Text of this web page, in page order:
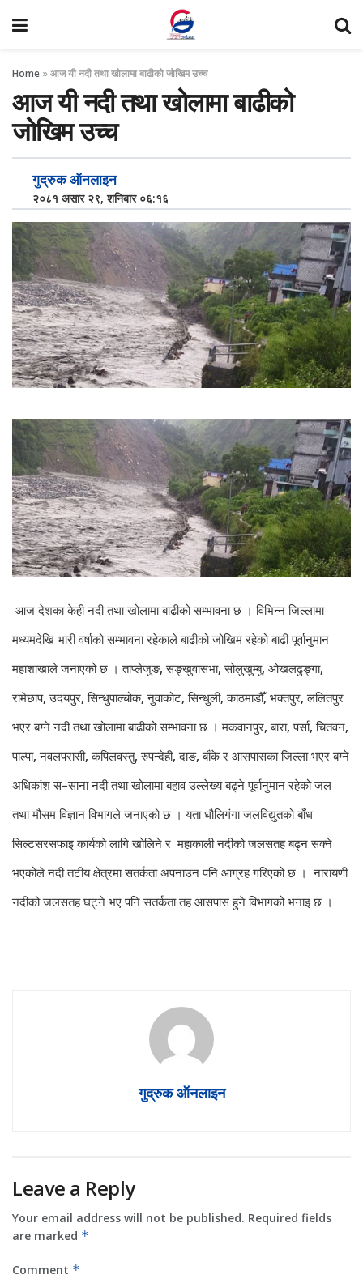
Home »आज यी नदी तथा खोलामा बाढीको जोखिम उच्च
आज यी नदी तथा खोलामा बाढीको
जोखिम उच्च
गुद्रुक ऑनलाइन
२०८१ असार २९, शनिबार ०६:१६
आज देशका केही नदी तथा खोलामा बाढीको सम्भावना छ । विभिन्न जिल्लामा
मध्यमदेखि भारी वर्षाको सम्भावना रहेकाले बाढीको जोखिम रहेको बाढी पूर्वानुमान
महाशाखाले जनाएको छ । ताप्लेजुङ, सङ्खुवासभा, सोलुखुम्बु, ओखलढुङ्गा,
रामेछाप, उदयपुर, सिन्धुपाल्चोक, नुवाकोट, सिन्धुली, काठमाडौँ, भक्तपुर, ललितपुर
भएर बग्ने नदी तथा खोलामा बाढीको सम्भावना छ । मकवानपुर, बारा, पर्सा, चितवन,
पाल्पा, नवलपरासी, कपिलवस्तु, रुपन्देही, दाङ, बाँके र आसपासका जिल्ला भएर बग्ने
अधिकांश स–साना नदी तथा खोलामा बहाव उल्लेख्य बढ्ने पूर्वानुमान रहेको जल
तथा मौसम विज्ञान विभागले जनाएको छ । यता धौलिगंगा जलविद्युतको बाँध
सिल्टसरसफाइ कार्यको लागि खोलिने र महाकाली नदीको जलसतह बढ्न सक्ने
भएकोले नदी तटीय क्षेत्रमा सतर्कता अपनाउन पनि आग्रह गरिएको छ । नारायणी
नदीको जलसतह घट्ने भए पनि सतर्कता तह आसपास हुने विभागको भनाइ छ ।
गुद्रुक ऑनलाइन
Leave a Reply
Your email address will not be published. Required fields
are marked *
Comment *